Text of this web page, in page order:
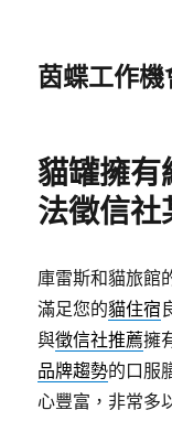
茵蝶工作機
貓罐擁有
法徵信社
庫雷斯和貓旅館
滿足您的貓住宿
與徵信社推薦擁
品牌趨勢的口服
心豐富，非常多